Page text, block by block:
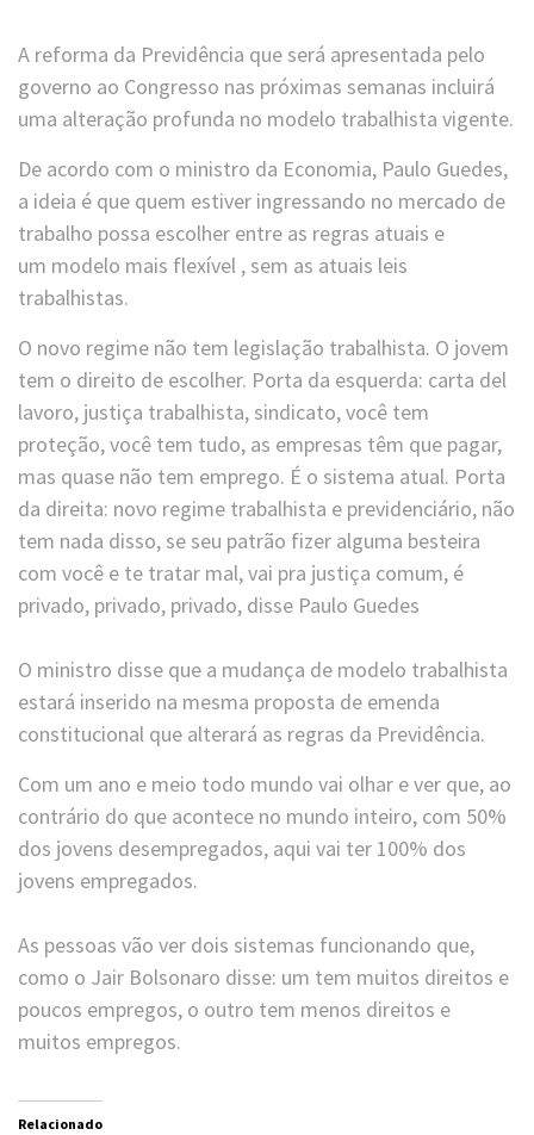
A reforma da Previdência que será apresentada pelo
governo ao Congresso nas próximas semanas incluirá
uma alteração profunda no modelo trabalhista vigente.
De acordo com o ministro da Economia, Paulo Guedes,
a ideia é que quem estiver ingressando no mercado de
trabalho possa escolher entre as regras atuais e
um modelo mais flexível , sem as atuais leis
trabalhistas.
O novo regime não tem legislação trabalhista. O jovem
tem o direito de escolher. Porta da esquerda: carta del
lavoro, justiça trabalhista, sindicato, você tem
proteção, você tem tudo, as empresas têm que pagar,
mas quase não tem emprego. É o sistema atual. Porta
da direita: novo regime trabalhista e previdenciário, não
tem nada disso, se seu patrão fizer alguma besteira
com você e te tratar mal, vai pra justiça comum, é
privado, privado, privado, disse Paulo Guedes
O ministro disse que a mudança de modelo trabalhista
estará inserido na mesma proposta de emenda
constitucional que alterará as regras da Previdência.
Com um ano e meio todo mundo vai olhar e ver que, ao
contrário do que acontece no mundo inteiro, com 50%
dos jovens desempregados, aqui vai ter 100% dos
jovens empregados.
As pessoas vão ver dois sistemas funcionando que,
como o Jair Bolsonaro disse: um tem muitos direitos e
poucos empregos, o outro tem menos direitos e
muitos empregos.
Relacionado